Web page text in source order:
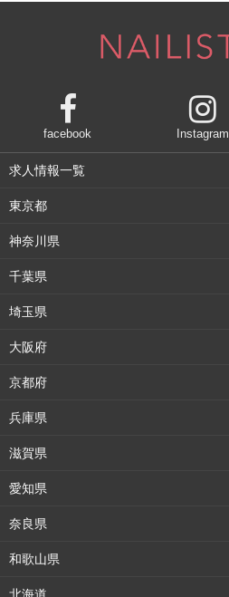
facebook Instagram
求人情報一覧
東京都
神奈川県
千葉県
埼玉県
大阪府
京都府
兵庫県
滋賀県
愛知県
奈良県
和歌山県